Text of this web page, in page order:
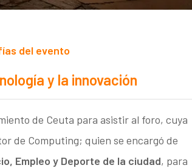
del evento
y la innovación
de Ceuta para asistir al foro, cuya
de Computing; quien se encargó de
Empleo y Deporte de la ciudad, para